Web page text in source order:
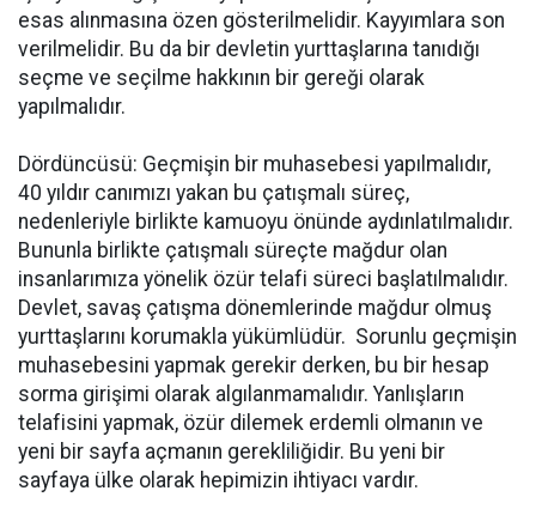
esas alınmasına özen gösterilmelidir. Kayyımlara son
verilmelidir. Bu da bir devletin yurttaşlarına tanıdığı
seçme ve seçilme hakkının bir gereği olarak
yapılmalıdır.
Dördüncüsü: Geçmişin bir muhasebesi yapılmalıdır,
40 yıldır canımızı yakan bu çatışmalı süreç,
nedenleriyle birlikte kamuoyu önünde aydınlatılmalıdır.
Bununla birlikte çatışmalı süreçte mağdur olan
insanlarımıza yönelik özür telafi süreci başlatılmalıdır.
Devlet, savaş çatışma dönemlerinde mağdur olmuş
yurttaşlarını korumakla yükümlüdür. Sorunlu geçmişin
muhasebesini yapmak gerekir derken, bu bir hesap
sorma girişimi olarak algılanmamalıdır. Yanlışların
telafisini yapmak, özür dilemek erdemli olmanın ve
yeni bir sayfa açmanın gerekliliğidir. Bu yeni bir
sayfaya ülke olarak hepimizin ihtiyacı vardır.